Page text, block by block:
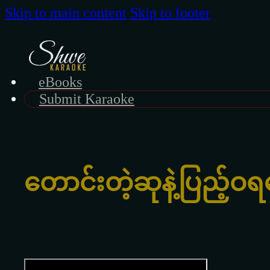
Skip to main content Skip to footer
eBooks
Submit Karaoke
တောင်းတဲ့ဆုနဲ့ပြည့်ဝရ